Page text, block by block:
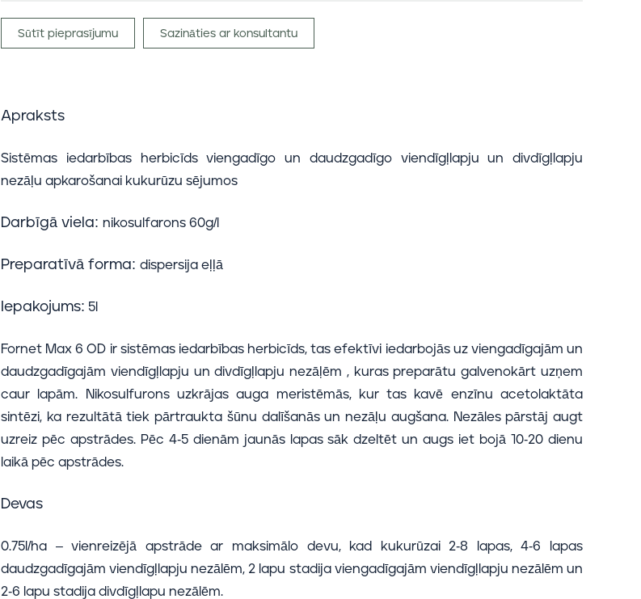
Sūtīt pieprasījumu Sazināties ar konsultantu
Apraksts
Sistēmas iedarbības herbicīds viengadīgo un daudzgadīgo viendīgļlapju un divdīgļlapju
nezāļu apkarošanai kukurūzu sējumos
Darbīgā viela: nikosulfarons 60g/l
Preparatīvā forma: dispersija eļļā
Iepakojums: 5l
Fornet Max 6 OD ir sistēmas iedarbības herbicīds, tas efektīvi iedarbojās uz viengadīgajām un
daudzgadīgajām viendīgļlapju un divdīgļlapju nezāļēm , kuras preparātu galvenokārt uzņem
caur lapām. Nikosulfurons uzkrājas auga meristēmās, kur tas kavē enzīnu acetolaktāta
sintēzi, ka rezultātā tiek pārtraukta šūnu dalīšanās un nezāļu augšana. Nezāles pārstāj augt
uzreiz pēc apstrādes. Pēc 4-5 dienām jaunās lapas sāk dzeltēt un augs iet bojā 10-20 dienu
laikā pēc apstrādes.
Devas
0.75l/ha – vienreizējā apstrāde ar maksimālo devu, kad kukurūzai 2-8 lapas, 4-6 lapas
daudzgadīgajām viendīgļlapju nezālēm, 2 lapu stadija viengadīgajām viendīgļlapju nezālēm un
2-6 lapu stadija divdīgļlapu nezālēm.